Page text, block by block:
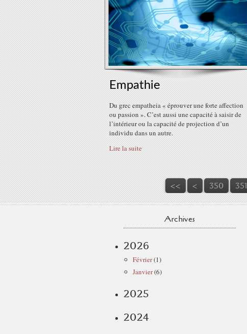
Empathie
Du grec empatheia « éprouver une forte affection
ou passion ». C’est aussi une capacité à saisir de
l’intérieur ou la capacité de projection d’un
individu dans un autre.
Lire la suite
<< < 300
310
320
330
340
350 351
Archives
2026
Février(1)
Janvier(6)
2025
2024